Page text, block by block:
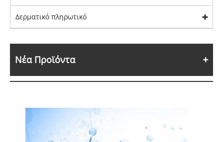
Δερματικό πληρωτικό
Νέα Προϊόντα